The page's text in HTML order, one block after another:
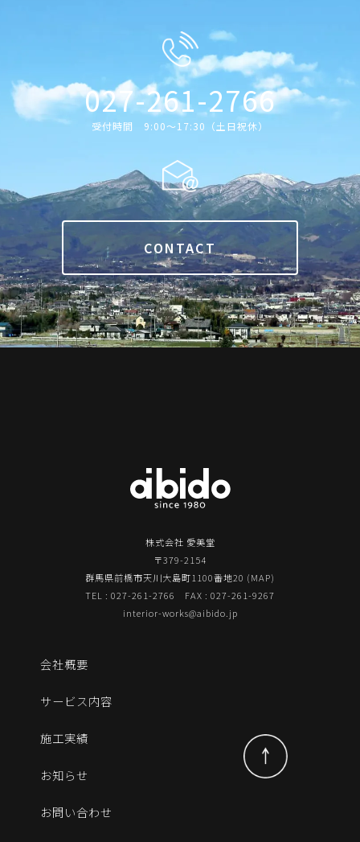
027-261-2766
受付時間 9:00〜17:30（土日祝休）
CONTACT
株式会社 愛美堂
〒379-2154
群馬県前橋市天川大島町1100番地20 (MAP)
TEL : 027-261-2766 FAX : 027-261-9267
interior-works@aibido.jp
会社概要
サービス内容
施工実績
お知らせ
お問い合わせ